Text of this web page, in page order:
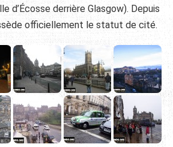
d’Écosse derrière Glasgow). Depuis
officiellement le statut de cité.